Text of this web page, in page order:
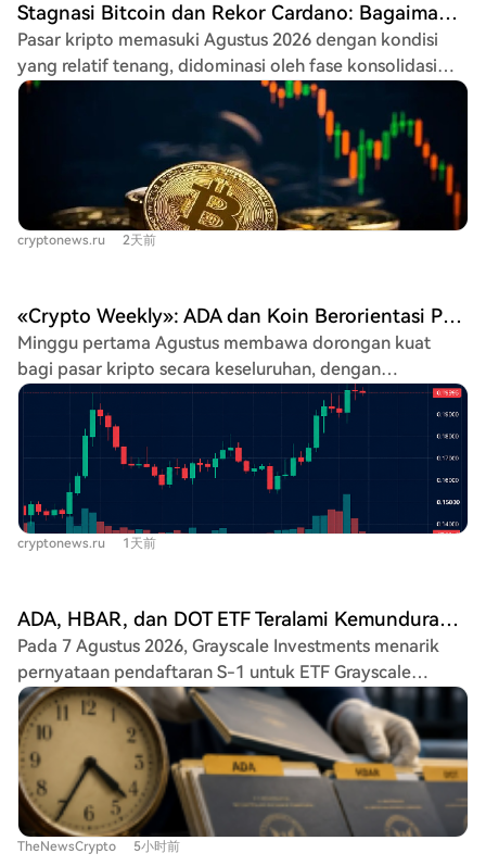
rantai pertama antara Cardano dan Injective melalui
protokol IBC di jaringan tes, yang bertujuan
memungkinkan penggunaan ADA di ekosistem Injective.
Selain itu, Cardano diharapkan menyelesaikan proses
verifikasi data perdagangan 75 hari pada 9 Agustus
untuk pasar berjangka yang diatur di CME, sebuah
langkah yang mungkin penting untuk potensi inklusi
dalam ETF spot di masa depan. Jaringan juga telah
beralih ke fase perencanaan era Dijkstra setelah
sekitar 21%, kunci utamanya adalah identitas pembeli
dan alasannya. Mereka juga mengamati perputaran
modal yang lebih luas di pasar, dari spekulasi meme coin
ke aset lapisan pertama dengan kapitalisasi pasar besar
dan aset DeFi yang menghasilkan hasil, yang mungkin
menandakan dimulainya musim altcoin.
Stagnasi Bitcoin dan Rekor Cardano: Bagaimana Awal Agustus di Pasar Kripto
Pasar kripto memasuki Agustus 2026 dengan kondisi
yang relatif tenang, didominasi oleh fase konsolidasi
aset-aset besar. Bitcoin (BTC) hanya naik 2,35% dalam
seminggu, tetap terperangkap dalam kanal
perdagangan antara $61.500 dan $67.253. Data
lapangan kerja AS yang kuat mengurangi harapan
penurunan suku bunga, menahan kenaikan harga.
Namun, ETF spot Bitcoin mencatat arus masuk
mingguan tertinggi sejak akhir April ($754,69 juta). Di
pertengahan Agustus. Ethereum (ETH) mengikuti tren
serupa, naik 2,48% dan terkonsolidasi di sekitar $1.900.
Berita positif datang dari jumlah ETH yang di-stake
yang pertama kali melebihi 34% dari total pasokan,
mengurangi likuiditas. ETF spot Ethereum juga mencatat
arus masuk kelima minggu berturut-turut. Cardano
(ADA) menjadi pengecualian dengan kinerja kuat,
melonjak hampir 19% dan menjadi salah satu pemimpin
pasar. Kenaikan ini didorong oleh pencapaian rekor
terlihat dari peningkatan minat terbuka di pasar
derivatif sebesar 27%. Avalanche (AVAX) mendapat
berita positif dari adopsi institusional, termasuk
platform verifikasi sertifikat akademik oleh pemerintah
Kenya dan perluasan tokenisasi aset dunia nyata (RWA).
Namun, berita ini belum berdampak signifikan pada
harga, yang bergerak datar. Sementara itu, Aptos (APT)
naik lebih dari 6% setelah meluncurkan fitur Confidential
APT untuk meningkatkan privasi transaksi bagi klien
korporat.
cryptonews.ru 2天前
«Crypto Weekly»: ADA dan Koin Berorientasi Privasi Menunjukkan Kinerja Terbaik, Sementara XRP Turun
Minggu pertama Agustus membawa dorongan kuat
bagi pasar kripto secara keseluruhan, dengan
kapitalisasi pasar melonjak menjadi $2,9 triliun. Bitcoin
memimpin reli, mengembalikan level $65.000 dan
mengatasi hambatan regulasi setelah penundaan RUU
CLARITY Act AS. Cardano ($ADA) menjadi bintang
pekan ini, mencetak pertumbuhan dua digit beruntun
berkat integrasi dengan Injective, meski masih turun
30% dalam 90 hari terakhir. Aset berorientasi privasi
mengikuti sentimen positif, begitu pula token yang
didukung emas (PAXG, XAUT). Di sisi lain, beberapa
altcoin besar tertinggal. XRP turun 1,5%, menjadi satu-
satunya aset digital top-10 yang mencatat kerugian
mingguan. Stellar (XLM) juga terkoreksi, dengan
penurunan lebih tajam terjadi pada CC, CRO, SHIB, dan
ONDO. Ke depan, penundaan RUU CLARITY
menghilangkan katalis makro jangka pendek. Perilaku
harga kemungkinan akan ditentukan oleh faktor industri
cryptonews.ru 1天前
ADA, HBAR, dan DOT ETF Teralami Kemunduran setelah Grayscale Tarik Kembali Pengajuan S-1
Pada 7 Agustus 2026, Grayscale Investments menarik
pernyataan pendaftaran S-1 untuk ETF Grayscale
Cardano Trust, Grayscale Hedera Trust, dan Grayscale
Polkadot Trust dari SEC. Penarikan ketiganya dilakukan
secara bersamaan dengan bahasa yang identik dalam
pengajuan Formulir RW. ADA, HBAR, dan DOT
dipandang berada di peringkat di bawah Bitcoin dan
Ethereum dalam perlombaan ETF, serta di bawah aset
seperti Solana, XRP, dan Litecoin. Dana spot BTC dan
TheNewsCrypto 5小时前